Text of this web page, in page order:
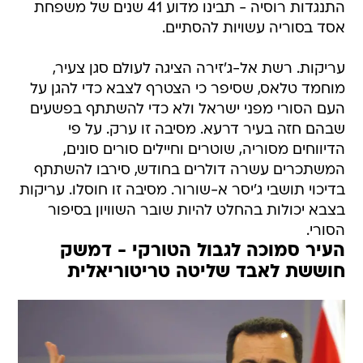
התנגדות רוסיה - תבינו מדוע 41 שנים של משפחת
אסד בסוריה עשויות להסתיים.
עריקות. רשת אל-ג'זירה הציגה לעולם סגן צעיר,
מוחמד טלאס, שסיפר כי הצטרף לצבא כדי להגן על
העם הסורי מפני ישראל ולא כדי להשתתף בפשעים
שבהם חזה בעיר דרעא. מסיבה זו ערק. על פי
הדיווחים מסוריה, שוטרים וחיילים סורים סונים,
המשתכרים עשרה דולרים בחודש, סירבו להשתתף
בדיכוי תושבי ג'יסר א-שורור. מסיבה זו חוסלו. עריקות
בצבא יכולות בהחלט להיות שובר השוויון בסיפור
הסורי.
העיר סמוכה לגבול הטורקי - דמשק
חוששת לאבד שליטה טריטוריאלית